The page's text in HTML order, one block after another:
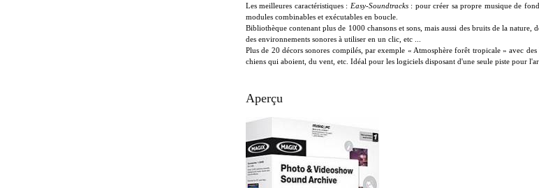
Les meilleures caractéristiques : Easy-Soundtracks: pour créer sa propre musique de
modules combinables et exécutables en boucle.
Bibliothèque contenant plus de 1000 chansons et sons, mais aussi des bruits de la nature,
des environnements sonores à utiliser en un clic, etc ...
Plus de 20 décors sonores compilés, par exemple « Atmosphère forêt tropicale » avec
chiens qui aboient, du vent, etc. Idéal pour les logiciels disposant d'une seule piste pour
Aperçu